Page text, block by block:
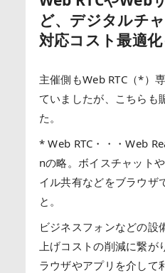
ど、デジタルチ
対応コスト最適
主催側もWeb RTC（*）
ていましたが、こちらも
た。
* Web RTC・・・Web
nの略。ボイスチャット
イル共有などをブラウザ
と。
ビジネスフォンなどの設
上げコストの削減に繋
ラウザやアプリを介して